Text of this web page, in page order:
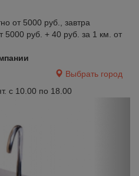
от 5000 руб., завтра
5000 руб. + 40 руб. за 1 км. от
Выбрать город
с 10.00 по 18.00